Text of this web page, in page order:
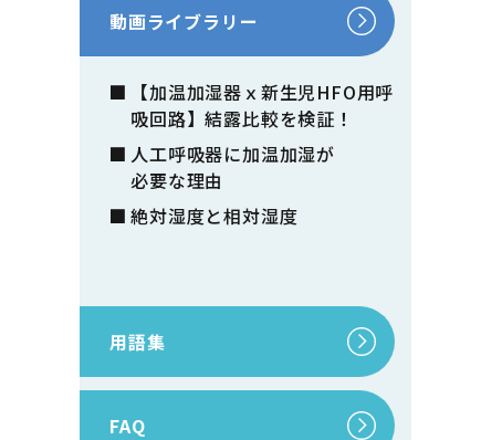
動画ライブラリー
【加温加湿器ｘ新生児HFO用呼
吸回路】結露比較を検証！
人工呼吸器に加温加湿が
必要な理由
絶対湿度と相対湿度
用語集
FAQ